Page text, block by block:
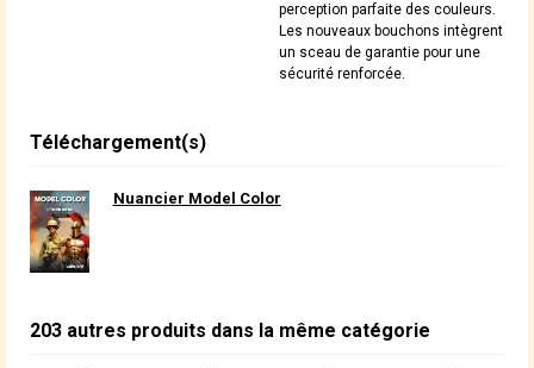
perception parfaite des couleurs.
Les nouveaux bouchons intègrent
un sceau de garantie pour une
sécurité renforcée.
Téléchargement(s)
Nuancier Model Color
203 autres produits dans la même catégorie